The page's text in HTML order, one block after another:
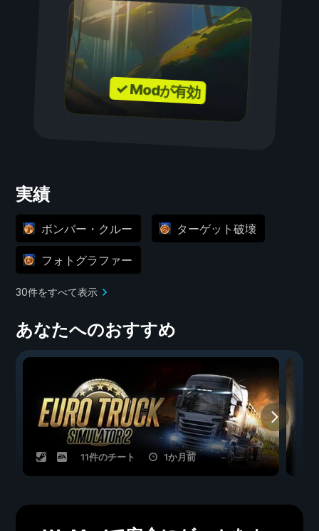
✓ Modが有効
実績
ボンバー・クルー ターゲット破壊
フォトグラファー
30件をすべて表示
あなたへのおすすめ
11件のチート 1か月前